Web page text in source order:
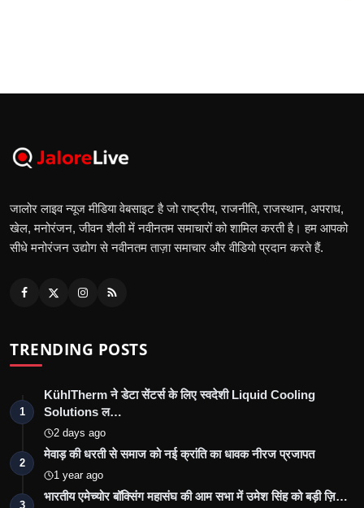
जालोर लाइव न्यूज मीडिया वेबसाइट है जो राष्ट्रीय, राजनीति, राजस्थान, अपराध,
खेल, मनोरंजन, जीवन शैली में नवीनतम समाचारों को शामिल करती है। हम आपको
सीधे मनोरंजन उद्योग से नवीनतम ताज़ा समाचार और वीडियो प्रदान करते हैं.
TRENDING POSTS
1
KühlTherm ने डेटा सेंटर्स के लिए स्वदेशी Liquid Cooling
Solutions ल…
2 days ago
2
मेवाड़ की धरती से समाज को नई क्रांति का धावक नीरज प्रजापत
1 year ago
3
भारतीय एमेच्योर बॉक्सिंग महासंघ की आम सभा में उमेश सिंह को बड़ी ज़ि…